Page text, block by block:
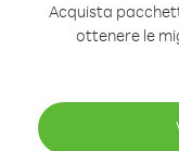
Acquista
ottenere le